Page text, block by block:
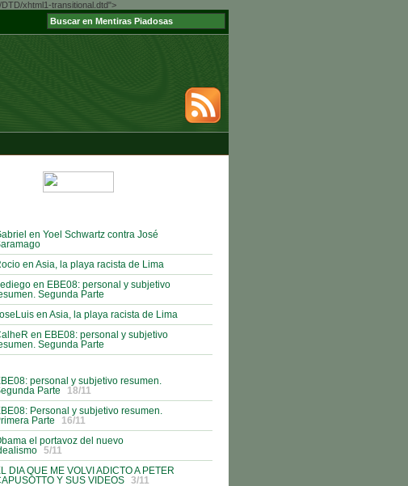
xhtml1-transitional.dtd">
en Yoel Schwartz contra José
en Asia, la playa racista de Lima
en EBE08: personal y subjetivo
Segunda Parte
en Asia, la playa racista de Lima
en EBE08: personal y subjetivo
Segunda Parte
personal y subjetivo resumen.
Parte
18/11
Personal y subjetivo resumen.
Parte
16/11
el portavoz del nuevo
5/11
DIA QUE ME VOLVI ADICTO A PETER
Y SUS VIDEOS
3/11